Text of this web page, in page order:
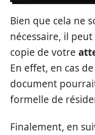
Bien que cela ne
nécessaire, il
copie de votre
En effet, en cas
document
formelle de
Finalement, en